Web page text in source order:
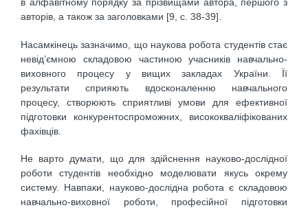
в алфавітному порядку за прізвищами автора, першого з
авторів, а також за заголовками [9, c. 38-39].
Насамкінець зазначимо, що наукова робота студентів стає
невід’ємною складовою частиною учасників навчально-
виховного процесу у вищих закладах України. Її
результати сприяють вдосконаленню навчального
процесу, створюють сприятливі умови для ефективної
підготовки конкурентоспроможних, висококваліфікованих
фахівців.
Не варто думати, що для здійснення науково-дослідної
роботи студентів необхідно моделювати якусь окрему
систему. Навпаки, науково-дослідна робота є складовою
навчально-виховної ро­боти, професійної підготовки